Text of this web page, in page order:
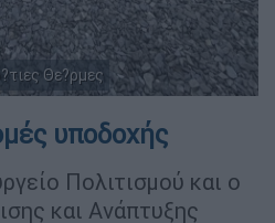
Θε?ρμες
υποδοχής
Πολιτισμού και ο
και Ανάπτυξης